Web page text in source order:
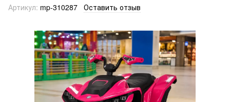
Артикул: mp-310287 Оставить отзыв